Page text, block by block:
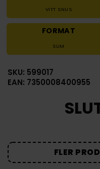
VITT SNUS
FORMAT
SLIM
SKU: 599017
EAN: 7350008400955
FLER